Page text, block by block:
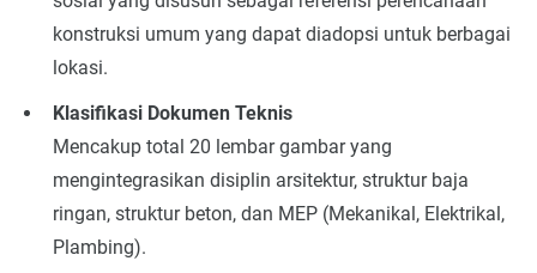
konstruksi umum yang dapat diadopsi untuk berbagai
lokasi.
Klasifikasi Dokumen Teknis
Mencakup total 20 lembar gambar yang
mengintegrasikan disiplin arsitektur, struktur baja
ringan, struktur beton, dan MEP (Mekanikal, Elektrikal,
Plambing).